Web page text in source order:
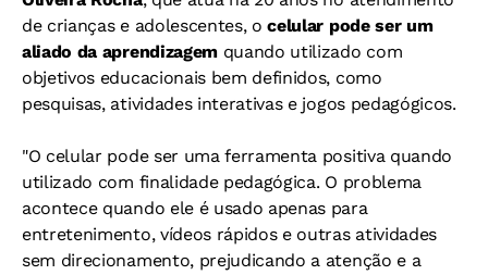
de crianças e adolescentes, ocelular pode ser um
aliado da aprendizagemquando utilizado com
objetivos educacionais bem definidos, como
pesquisas, atividades interativas e jogos pedagógicos.
"O celular pode ser uma ferramenta positiva quando
utilizado com finalidade pedagógica. O problema
acontece quando ele é usado apenas para
entretenimento, vídeos rápidos e outras atividades
sem direcionamento, prejudicando a atenção e a